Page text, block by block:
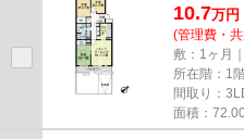
10.7万円
(管理費・
敷：1ヶ月
所在階：1
間取り：
面積：